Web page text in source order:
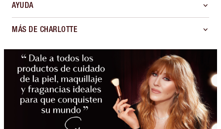
AYUDA
MÁS DE CHARLOTTE